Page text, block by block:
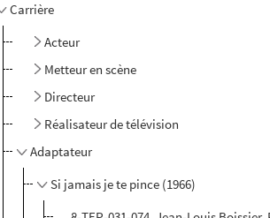
Carrière
Acteur
Metteur en scène
Directeur
Réalisateur de télévision
Adaptateur
Si jamais je te pince (1966)